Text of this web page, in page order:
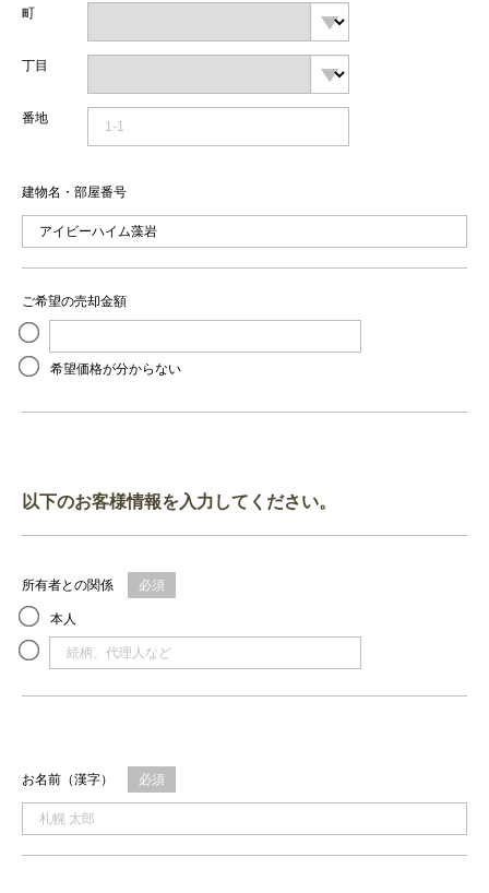
町
丁目
番地
建物名・部屋番号
ご希望の売却金額
希望価格が分からない
以下のお客様情報を入力してください。
所有者との関係 必須
本人
お名前（漢字） 必須